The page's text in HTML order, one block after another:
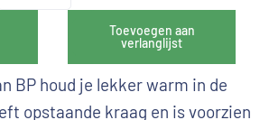
Toevoegen aan
verlanglijst
BP houd je lekker warm in de
opstaande kraag en is voorzien